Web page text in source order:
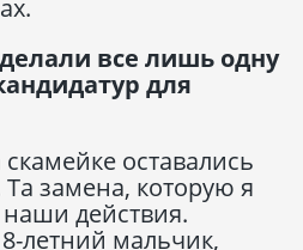
все лишь одну
для
оставались
замена, которую я
наши действия.
летний мальчик,